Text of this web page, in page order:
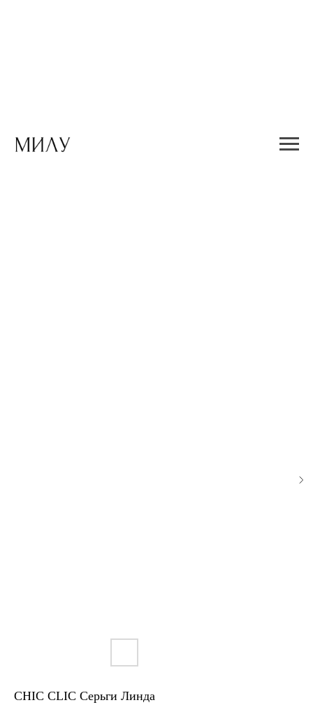
CHIC CLIC Серьги Линда